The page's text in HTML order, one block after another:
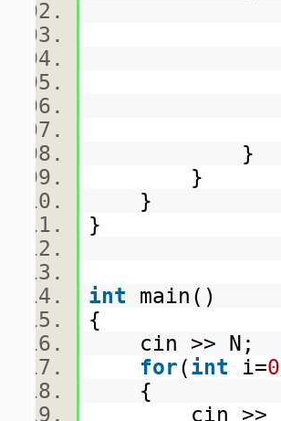
}
}
}
}
int main()
{
cin >> N;
for(int i=0
{
cin >>